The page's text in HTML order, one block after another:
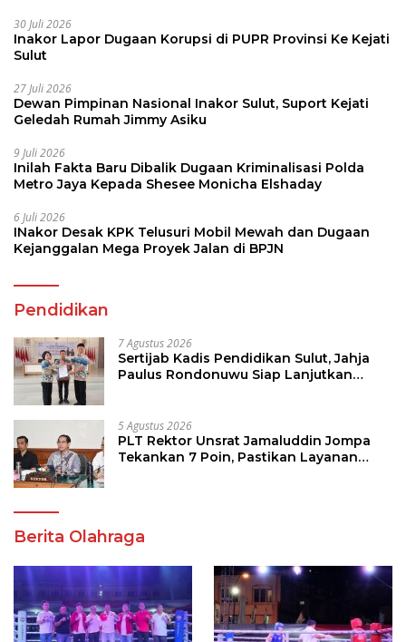
30 Juli 2026
Inakor Lapor Dugaan Korupsi di PUPR Provinsi Ke Kejati
Sulut
27 Juli 2026
Dewan Pimpinan Nasional Inakor Sulut, Suport Kejati
Geledah Rumah Jimmy Asiku
9 Juli 2026
Inilah Fakta Baru Dibalik Dugaan Kriminalisasi Polda
Metro Jaya Kepada Shesee Monicha Elshaday
6 Juli 2026
INakor Desak KPK Telusuri Mobil Mewah dan Dugaan
Kejanggalan Mega Proyek Jalan di BPJN
Pendidikan
7 Agustus 2026
Sertijab Kadis Pendidikan Sulut, Jahja
Paulus Rondonuwu Siap Lanjutkan
5 Agustus 2026
PLT Rektor Unsrat Jamaluddin Jompa
Tekankan 7 Poin, Pastikan Layanan
Berita Olahraga